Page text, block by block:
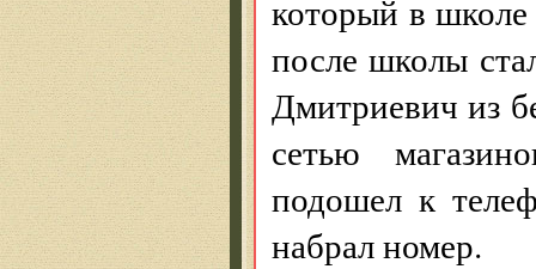
который в
после школы
Дмитриевич из
сетью
подошел к
набрал номер.